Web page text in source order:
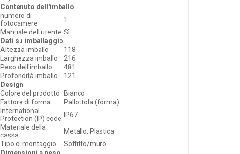
Contenuto dell'imballo
numero di
fotocamere
1
Manuale dell'utente Sì
Dati su imballaggio
Altezza imballo
118
Larghezza imballo
216
Peso dell'imballo
481
Profondità imballo
121
Design
Colore del prodotto
Bianco
Fattore di forma
Pallottola (forma)
International
Protection (IP) code
IP67
Materiale della
cassa
Metallo, Plastica
Tipo di montaggio
Soffitto/muro